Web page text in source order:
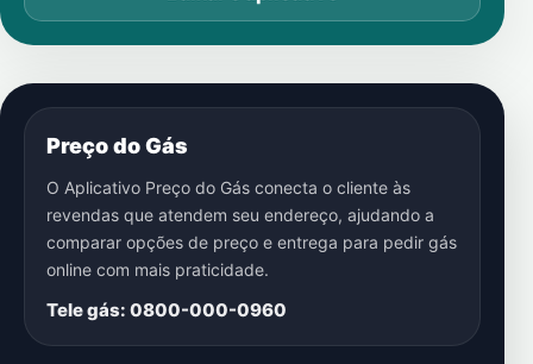
Preço do Gás
O Aplicativo Preço do Gás conecta o cliente às
revendas que atendem seu endereço, ajudando a
comparar opções de preço e entrega para pedir gás
online com mais praticidade.
Tele gás: 0800-000-0960